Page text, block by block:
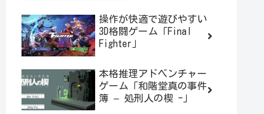
操作が快適で遊びやすい
3D格闘ゲーム「Final
Fighter」
本格推理アドベンチャー
ゲーム「和階堂真の事件
簿 – 処刑人の楔 -」